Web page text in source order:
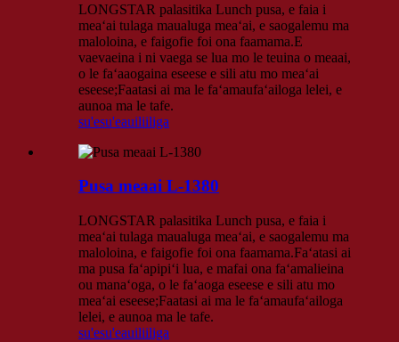
LONGSTAR palasitika Lunch pusa, e faia i
meaʻai tulaga maualuga meaʻai, e saogalemu ma
maloloina, e faigofie foi ona faamama.E
vaevaeina i ni vaega se lua mo le teuina o meaai,
o le faʻaaogaina eseese e sili atu mo meaʻai
eseese;Faatasi ai ma le faʻamaufaʻailoga lelei, e
aunoa ma le tafe.
su'esu'eauiliiliga
Pusa meaai L-1380
LONGSTAR palasitika Lunch pusa, e faia i
meaʻai tulaga maualuga meaʻai, e saogalemu ma
maloloina, e faigofie foi ona faamama.Faʻatasi ai
ma pusa faʻapipiʻi lua, e mafai ona faʻamalieina
ou manaʻoga, o le faʻaoga eseese e sili atu mo
meaʻai eseese;Faatasi ai ma le faʻamaufaʻailoga
lelei, e aunoa ma le tafe.
su'esu'eauiliiliga